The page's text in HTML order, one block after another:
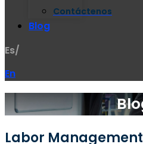
Contáctenos
Blog
Es/
En
Labor